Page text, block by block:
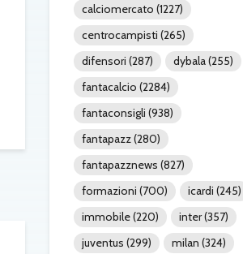
calciomercato (1227)
centrocampisti (265)
difensori (287) dybala(255)
fantacalcio (2284)
fantaconsigli (938)
fantapazz(280)
fantapazznews (827)
formazioni (700) icardi (245)
immobile(220) inter(357)
juventus (299) milan (324)